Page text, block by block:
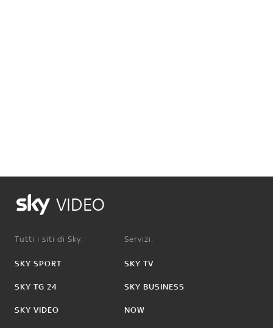
VIDEO
Tutti i siti di Sky:
SKY SPORT
SKY TG 24
SKY VIDEO
Servizi:
SKY TV
SKY BUSINESS
NOW